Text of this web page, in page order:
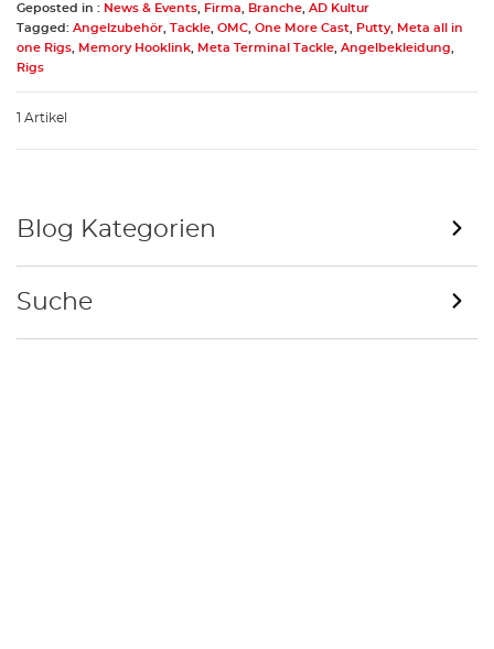
Geposted in : News & Events Firma Branche AD Kultur
Tagged: Angelzubehör Tackle OMC One More Cast Putty,
Meta all in
one Rigs
Memory Hooklink Meta Terminal Tackle Angelbekleidung
Rigs
1 Artikel
Blog Kategorien
Suche